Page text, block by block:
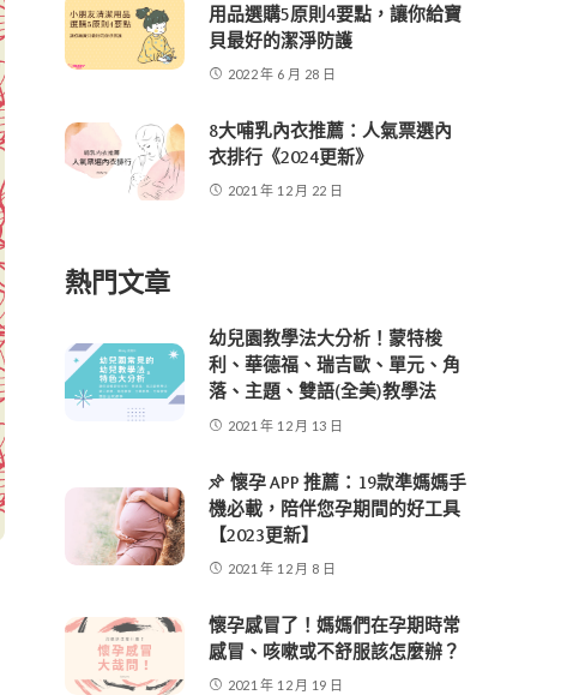
用品選購5原則4要點，讓你給寶
貝最好的潔淨防護
2022 年 6 月 28 日
8大哺乳內衣推薦：人氣票選內
衣排行《2024更新》
2021 年 12 月 22 日
熱門文章
幼兒園教學法大分析！蒙特梭
利、華德福、瑞吉歐、單元、角
落、主題、雙語(全美)教學法
2021 年 12 月 13 日
懷孕 APP 推薦：19款準媽媽手
機必載，陪伴您孕期間的好工具
【2023更新】
2021 年 12 月 8 日
懷孕感冒了！媽媽們在孕期時常
感冒、咳嗽或不舒服該怎麼辦？
2021 年 12 月 19 日